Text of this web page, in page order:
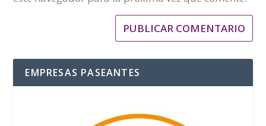
EMPRESAS PASEANTES